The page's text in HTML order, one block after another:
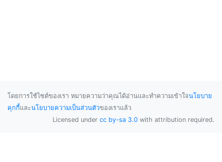
โดยการใช้ไซต์ของเรา หมายความว่าคุณได้อ่านและทำความเข้าใจนโยบาย
คุกกี้และนโยบายความเป็นส่วนตัวของเราแล้ว
Licensed under cc by-sa 3.0 with attribution required.